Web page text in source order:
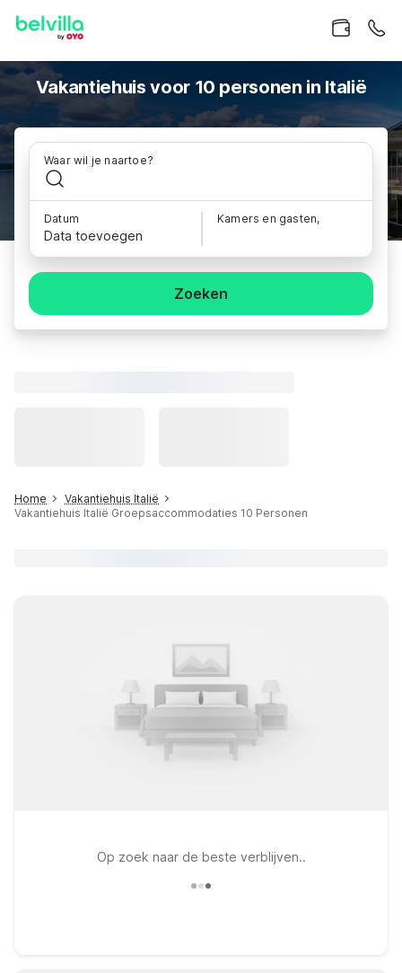
Vakantiehuis voor 10 personen in Italië
Waar wil je naartoe?
Datum
Data toevoegen
Kamers en gasten,
Zoeken
Home
Vakantiehuis Italië
Vakantiehuis Italië Groepsaccommodaties 10 Personen
Op zoek naar de beste verblijven..